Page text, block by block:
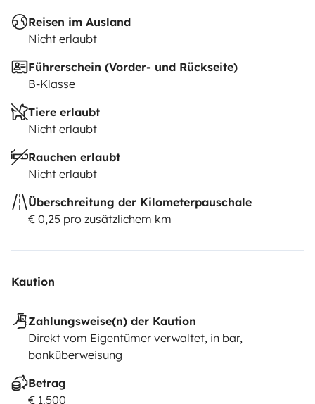
Reisen im Ausland
Nicht erlaubt
Führerschein (Vorder- und Rückseite)
B-Klasse
Tiere erlaubt
Nicht erlaubt
Rauchen erlaubt
Nicht erlaubt
Überschreitung der Kilometerpauschale
€ 0,25 pro zusätzlichem km
Kaution
Zahlungsweise(n) der Kaution
Direkt vom Eigentümer verwaltet, in bar,
banküberweisung
Betrag
€ 1.500